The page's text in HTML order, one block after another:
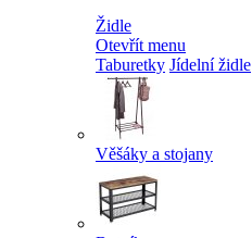
Židle
Otevřít menu
Taburetky Jídelní židle
Věšáky a stojany